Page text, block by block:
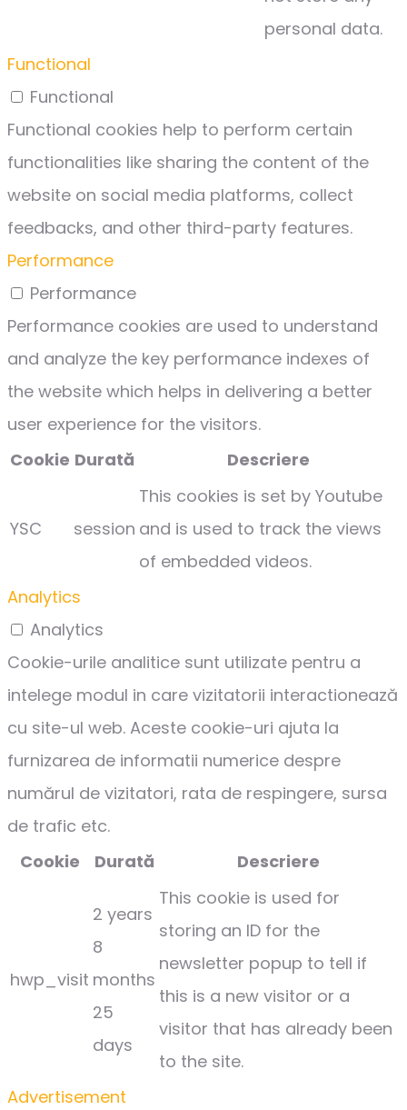
personal data.
Functional
Functional
Functional cookies help to perform certain
functionalities like sharing the content of the
website on social media platforms, collect
feedbacks, and other third-party features.
Performance
Performance
Performance cookies are used to understand
and analyze the key performance indexes of
the website which helps in delivering a better
user experience for the visitors.
Cookie Durată Descriere
YSC session
This cookies is set by Youtube
and is used to track the views
of embedded videos.
Analytics
Analytics
Cookie-urile analitice sunt utilizate pentru a
intelege modul in care vizitatorii interactionează
cu site-ul web. Aceste cookie-uri ajuta la
furnizarea de informatii numerice despre
numărul de vizitatori, rata de respingere, sursa
de trafic etc.
Cookie
Durată Descriere
hwp_visit
2 years
8
months
25
days
This cookie is used for
storing an ID for the
newsletter popup to tell if
this is a new visitor or a
visitor that has already been
to the site.
Advertisement